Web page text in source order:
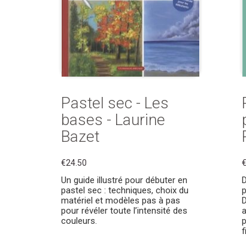
Pastel sec - Les
bases - Laurine
Bazet
€24.50
Un guide illustré pour débuter en
pastel sec : techniques, choix du
matériel et modèles pas à pas
pour révéler toute l’intensité des
couleurs.